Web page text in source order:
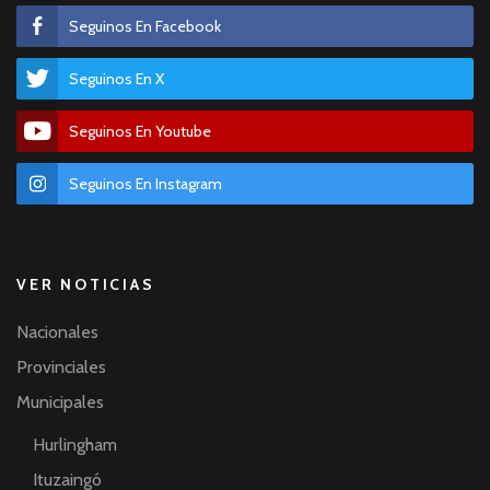
Seguinos En Facebook
Seguinos En X
Seguinos En Youtube
Seguinos En Instagram
VER NOTICIAS
Nacionales
Provinciales
Municipales
Hurlingham
Ituzaingó